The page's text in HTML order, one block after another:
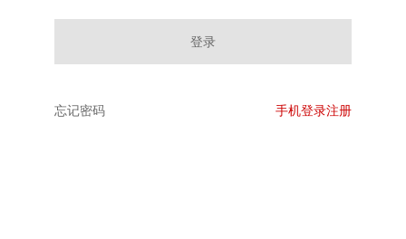
登录
忘记密码 手机登录注册